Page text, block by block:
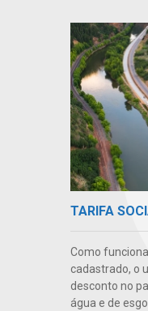
TARIFA
Como
cadastrado, o
desconto no
água e de